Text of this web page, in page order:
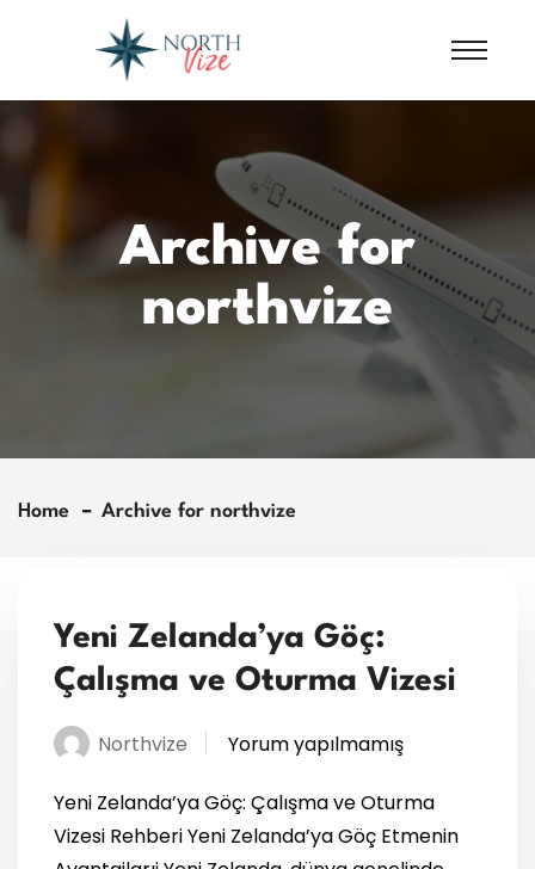
Archive for
northvize
Home Archive for northvize
Yeni Zelanda’ya Göç:
Çalışma ve Oturma Vizesi
Northvize Yorum yapılmamış
Yeni Zelanda’ya Göç: Çalışma ve Oturma
Vizesi Rehberi Yeni Zelanda’ya Göç Etmenin